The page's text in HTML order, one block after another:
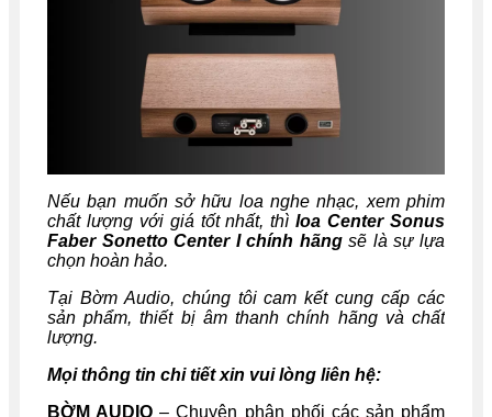
Nếu bạn muốn sở hữu loa nghe nhạc, xem phim
chất lượng với giá tốt nhất, thì loa Center Sonus
Faber Sonetto Center I chính hãngsẽ là sự lựa
chọn hoàn hảo.
Tại Bờm Audio, chúng tôi cam kết cung cấp các
sản phẩm, thiết bị âm thanh chính hãng và chất
lượng.
Mọi thông tin chi tiết xin vui lòng liên hệ:
BỜM AUDIO – Chuyên phân phối các sản phẩm